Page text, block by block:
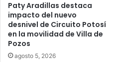
Paty Aradillas destaca
impacto del nuevo
desnivel de Circuito Potosí
en la movilidad de Villa de
Pozos
agosto 5, 2026